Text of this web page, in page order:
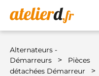
Alternateurs -
Démarreurs
>
Pièces
détachées Démarreur
>